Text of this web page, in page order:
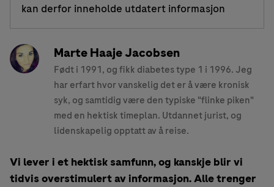
kan derfor inneholde utdatert informasjon
Marte Haaje Jacobsen
Født i 1991, og fikk diabetes type 1 i 1996. Jeg
har erfart hvor vanskelig det er å være kronisk
syk, og samtidig være den typiske "flinke piken"
med en hektisk timeplan. Utdannet jurist, og
lidenskapelig opptatt av å reise.
Vi lever i et hektisk samfunn, og kanskje blir vi
tidvis overstimulert av informasjon. Alle trenger